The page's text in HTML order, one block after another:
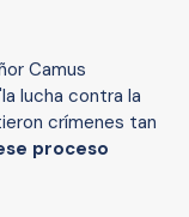
Camus
lucha contra la
crímenes tan
proceso